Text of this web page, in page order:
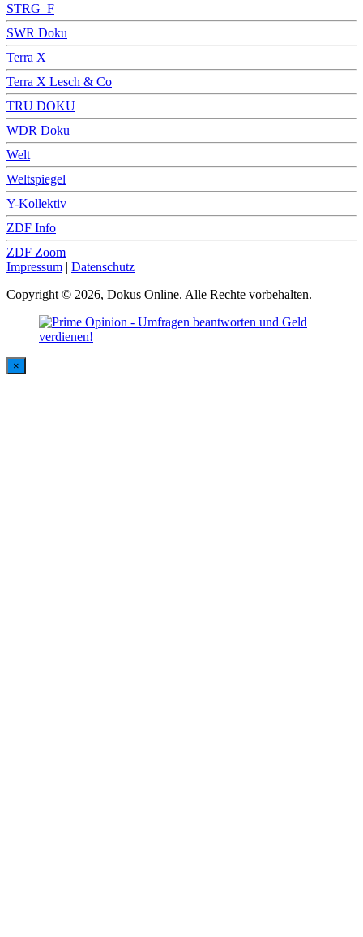
STRG_F
SWR Doku
Terra X
Terra X Lesch & Co
TRU DOKU
WDR Doku
Welt
Weltspiegel
Y-Kollektiv
ZDF Info
ZDF Zoom
Impressum | Datenschutz
Copyright © 2026, Dokus Online. Alle Rechte vorbehalten.
×